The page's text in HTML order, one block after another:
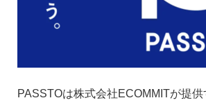
PASSTOは株式会社ECOMMITが提供